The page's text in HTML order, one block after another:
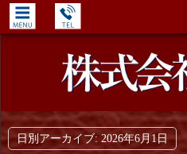
日別アーカイブ: 2026年6月1日